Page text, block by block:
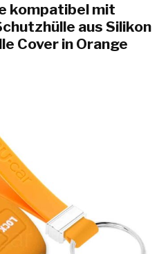
kompatibel mit
aus Silikon
Cover in Orange